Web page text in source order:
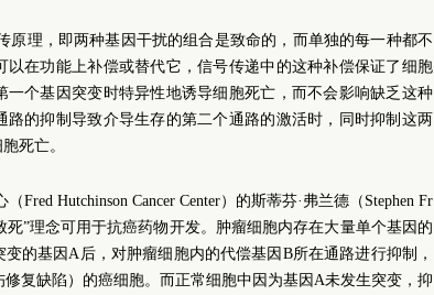
原理，即两种基因干扰的组合是致命的，而单独的每一种都不
在功能上补偿或替代它，信号传递中的这种补偿保证了细胞
个基因突变时特异性地诱导细胞死亡，而不会影响缺乏这种
的抑制导致介导生存的第二个通路的激活时，同时抑制这两
死亡。
Fred Hutchinson Cancer Center）的斯蒂芬·弗兰德（Stephen Fr
”理念可用于抗癌药物开发。肿瘤细胞内存在大量单个基因的
的基因A后，对肿瘤细胞内的代偿基因B所在通路进行抑制，
复缺陷）的癌细胞。而正常细胞中因为基因A未发生突变，抑